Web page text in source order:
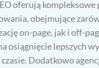
oferują kompleksowe
obejmujące
on-page, jak i off-
osiągnięcie lepszych
Dodatkowo